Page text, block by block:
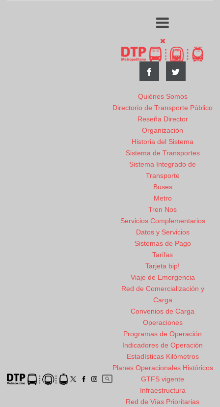
Quiénes Somos
Directorio de Transporte Público
Reseña Director
Organización
Historia del Sistema
Sistema de Transportes
Sistema Integrado de
Transporte
Buses
Metro
Tren Nos
Servicios Complementarios
Datos y Servicios
Sistemas de Pago
Tarifas
Tarjeta bip!
Viaje de Emergencia
Red de Comercialización y
Carga
Convenios de Carga
Operaciones
Programas de Operación
Indicadores de Operación
Estadísticas Kilómetros
Planes Operacionales Históricos
GTFS vigente
Infraestructura
Red de Vías Prioritarias